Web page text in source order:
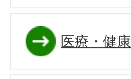
医療・健康